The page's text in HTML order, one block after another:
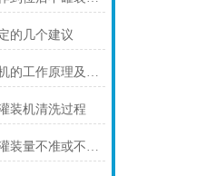
的几个建议
西林瓶超声波洗瓶机的工作原理及应用
装机清洗过程
灌装机使用过程中灌装量不准或不出料是什么原因